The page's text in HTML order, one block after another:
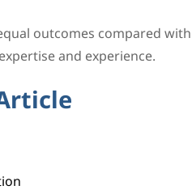
outcomes compared
and experience.